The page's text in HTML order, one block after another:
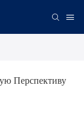
Перспективу